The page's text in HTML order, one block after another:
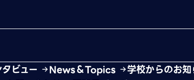
ビュー News＆Topics
学校からのお知